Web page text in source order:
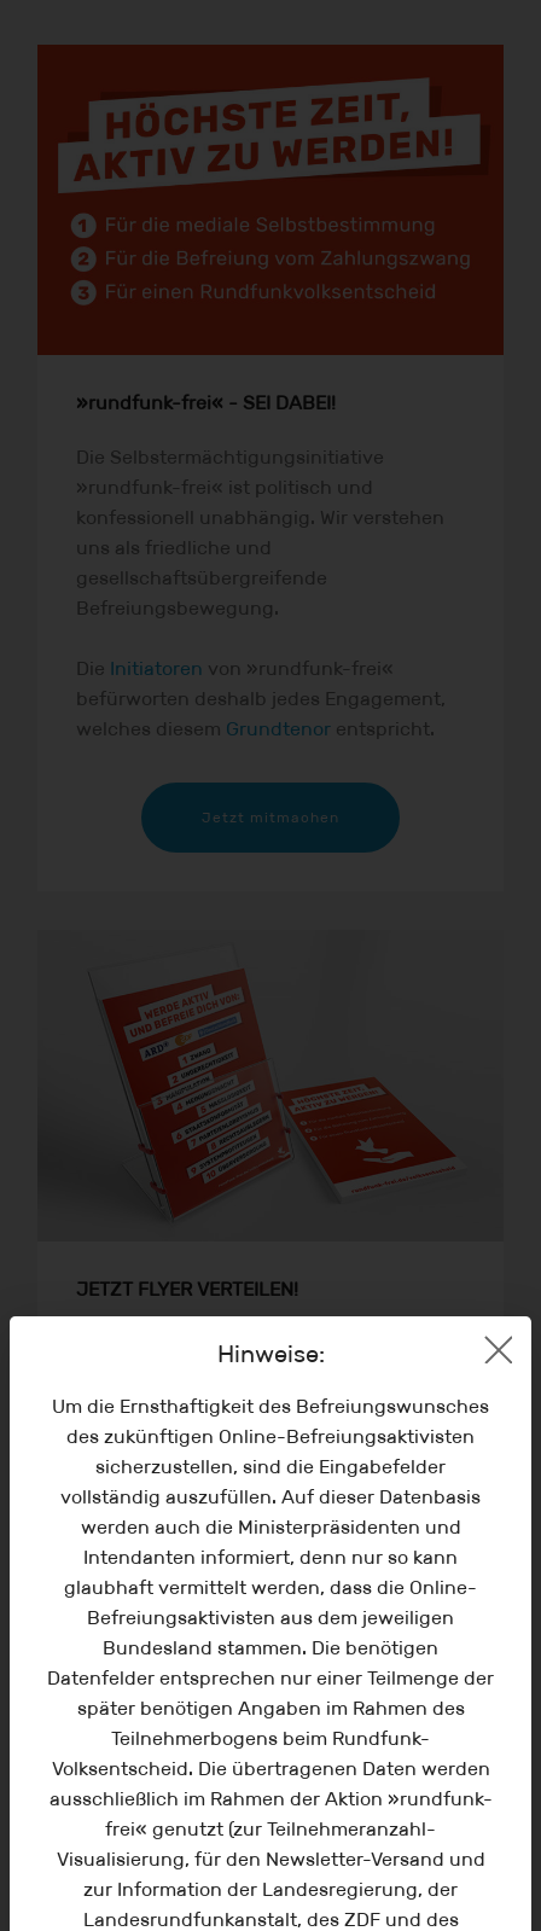
Hinweise:
Um die Ernsthaftigkeit des Befreiungswunsches
des zukünftigen Online-Befreiungsaktivisten
sicherzustellen, sind die Eingabefelder
vollständig auszufüllen. Auf dieser Datenbasis
werden auch die Ministerpräsidenten und
Intendanten informiert, denn nur so kann
glaubhaft vermittelt werden, dass die Online-
Befreiungsaktivisten aus dem jeweiligen
Bundesland stammen. Die benötigen
Datenfelder entsprechen nur einer Teilmenge der
später benötigen Angaben im Rahmen des
Teilnehmerbogens beim Rundfunk-
Volksentscheid. Die übertragenen Daten werden
ausschließlich im Rahmen der Aktion »rundfunk-
frei« genutzt (zur Teilnehmeranzahl-
Visualisierung, für den Newsletter-Versand und
zur Information der Landesregierung, der
Landesrundfunkanstalt, des ZDF und des
»rundfunk-frei« - SEI DABEI!
Die Selbstermächtigungsinitiative
»rundfunk-frei« ist politisch und
konfessionell unabhängig. Wir verstehen
uns als friedliche und
gesellschaftsübergreifende
Befreiungsbewegung.
Die Initiatoren von »rundfunk-frei«
befürworten deshalb jedes Engagement,
welches diesem Grundtenor entspricht.
Jetzt mitmachen
JETZT FLYER VERTEILEN!
Du möchtest auch bei der Verteilung von
in deiner Region die Menschen auf die
Aktion »rundfunk-frei« aufmerksam
machen möchtest, dann können wir gerne
mit kostenfreiem Werbematerial
unterstützen. Teile uns deine gewünschte
Auflage mit (100 Stk. -5.000 Stk.) und
deine Lieferadresse. Wir freuen uns über
jeden engagierten Menschen, der mit
seinem Herzen mit dabei ist.
Flyer verteilen